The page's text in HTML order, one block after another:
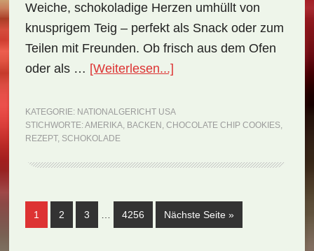
Weiche, schokoladige Herzen umhüllt von
knusprigem Teig – perfekt als Snack oder zum
Teilen mit Freunden. Ob frisch aus dem Ofen
oder als … [Weiterlesen...]ÜberNationalgericht
Chocolate
Chip
(Rezept)
KATEGORIE: NATIONALGERICHT USA
STICHWORTE: AMERIKA, BACKEN , CHOCOLATE CHIP COOKIES,
REZEPT, SCHOKOLADE
Seite
1 Seite
2 Seite
3 Seite
4256 Nächste Seite aufrufen
»